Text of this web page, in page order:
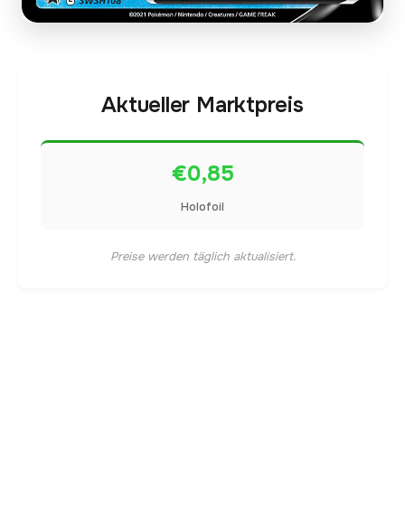
Aktueller Marktpreis
€0,85
Holofoil
Preise werden täglich aktualisiert.